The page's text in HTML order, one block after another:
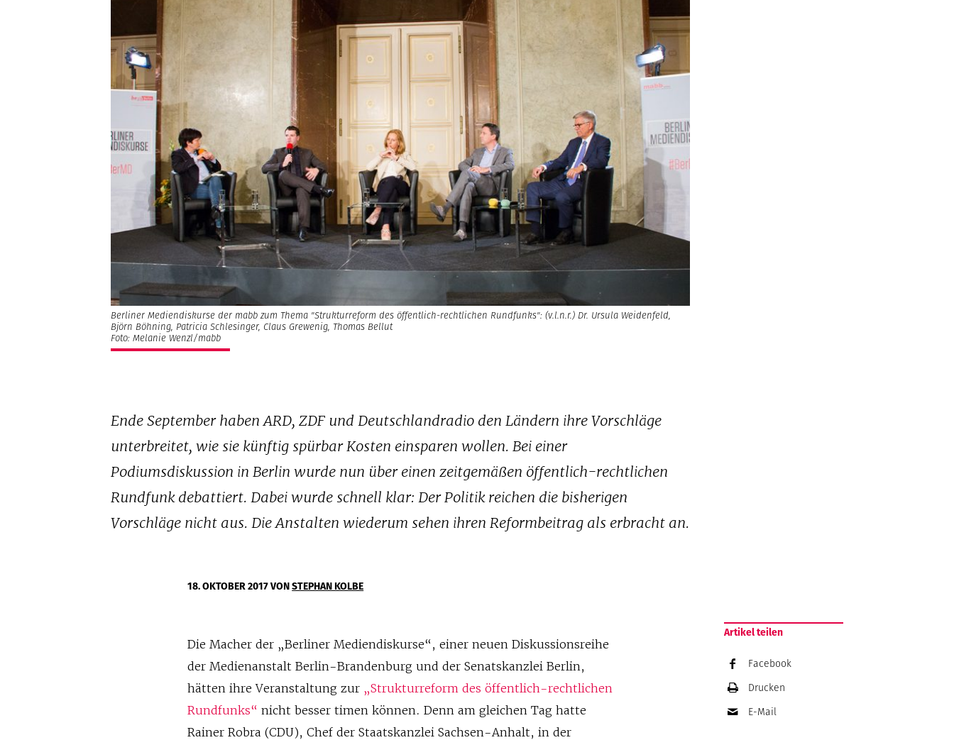
Berliner Mediendiskurse der mabb zum Thema "Strukturreform des öffentlich-rechtlichen Rundfunks": (v.l.n.r.) Dr. Ursula Weidenfeld,
Björn Böhning, Patricia Schlesinger, Claus Grewenig, Thomas Bellut
Foto: Melanie Wenzl/mabb
Ende September haben ARD, ZDF und Deutschlandradio den Ländern ihre Vorschläge
unterbreitet, wie sie künftig spürbar Kosten einsparen wollen. Bei einer
Podiumsdiskussion in Berlin wurde nun über einen zeitgemäßen öffentlich-rechtlichen
Rundfunk debattiert. Dabei wurde schnell klar: Der Politik reichen die bisherigen
Vorschläge nicht aus. Die Anstalten wiederum sehen ihren Reformbeitrag als erbracht an.
18. OKTOBER 2017VONSTEPHAN KOLBE
Die Macher der „Berliner Mediendiskurse“, einer neuen Diskussionsreihe
der Medienanstalt Berlin-Brandenburg und der Senatskanzlei Berlin,
hätten ihre Veranstaltung zur „Strukturreform des öffentlich-rechtlichen
Rundfunks“ nicht besser timen können. Denn am gleichen Tag hatte
Rainer Robra (CDU), Chef der Staatskanzlei Sachsen-Anhalt, in der
Artikel teilen
Facebook
Drucken
E-Mail